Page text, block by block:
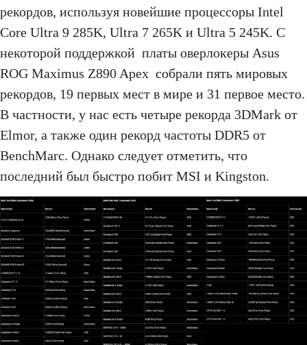
рекордов, используя новейшие процессоры Intel
Core Ultra 9 285K, Ultra 7 265K и Ultra 5 245K. С
некоторой поддержкой платы оверлокеры Asus
ROG Maximus Z890 Apex собрали пять мировых
рекордов, 19 первых мест в мире и 31 первое место.
В частности, у нас есть четыре рекорда 3DMark от
Elmor, а также один рекорд частоты DDR5 от
BenchMarc. Однако следует отметить, что
последний был быстро побит MSI и Kingston.